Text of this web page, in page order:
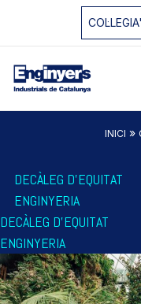
INICI »
DECÀLEG D’EQUITAT
ENGINYERIA
DECÀLEG D’EQUITAT
ENGINYERIA